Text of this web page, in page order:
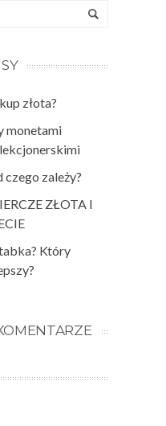
złota?
monetami
czego zależy?
ZŁOTA I
Który